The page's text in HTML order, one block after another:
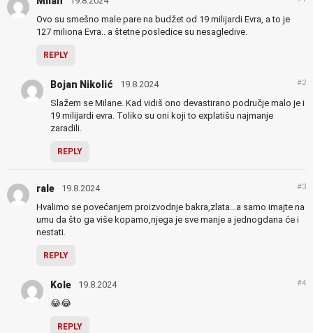
Ovo su smešno male pare na budžet od 19 milijardi Evra, a to je
127 miliona Evra.. a štetne posledice su nesagledive.
REPLY
Bojan Nikolić 19.8.2024 #2
Slažem se Milane. Kad vidiš ono devastirano područje malo je i
19 milijardi evra. Toliko su oni koji to explatišu najmanje
zaradili.
REPLY
rale 19.8.2024 #3
Hvalimo se povećanjem proizvodnje bakra,zlata…a samo imajte na
umu da što ga više kopamo,njega je sve manje a jednogdana će i
nestati.
REPLY
Kole 19.8.2024 #4
😂😂
REPLY